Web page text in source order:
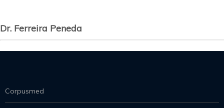
Dr. Ferreira Peneda
Corpusmed